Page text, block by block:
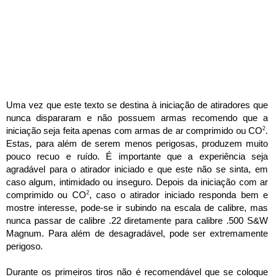
Uma vez que este texto se destina à iniciação de atiradores que
nunca dispararam e não possuem armas recomendo que a
iniciação seja feita apenas com armas de ar comprimido ou CO2.
Estas, para além de serem menos perigosas, produzem muito
pouco recuo e ruído. É importante que a experiência seja
agradável para o atirador iniciado e que este não se sinta, em
caso algum, intimidado ou inseguro. Depois da iniciação com ar
comprimido ou CO2, caso o atirador iniciado responda bem e
mostre interesse, pode-se ir subindo na escala de calibre, mas
nunca passar de calibre .22 diretamente para calibre .500 S&W
Magnum. Para além de desagradável, pode ser extremamente
perigoso.
Durante os primeiros tiros não é recomendável que se coloque